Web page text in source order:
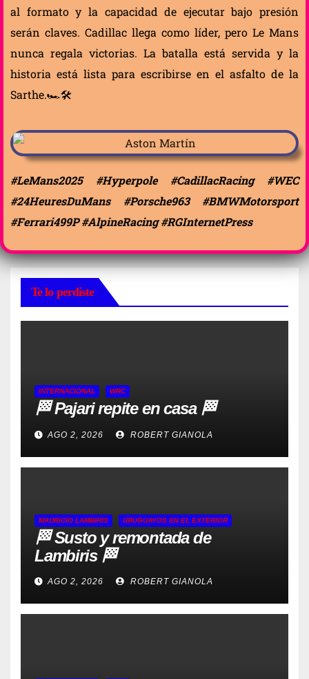
al formato y la capacidad de ejecutar bajo presión
serán claves. Cadillac llega como líder, pero Le Mans
nunca regala victorias. La batalla está servida y la
historia está lista para escribirse en el asfalto de la
Sarthe.🏎️🛠️
#LeMans2025 #Hyperpole #CadillacRacing #WEC
#24HeuresDuMans #Porsche963 #BMWMotorsport
#Ferrari499P #AlpineRacing #RGInternetPress
Te lo perdiste
INTERNACIONAL WRC
🏁 Pajari repite en casa 🏁
AGO 2, 2026 ROBERT GIANOLA
MAURICIO LAMBIRIS URUGUAYOS EN EL EXTERIOR
🏁 Susto y remontada de
Lambiris 🏁
AGO 2, 2026 ROBERT GIANOLA